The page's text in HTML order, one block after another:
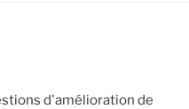
d'amélioration de